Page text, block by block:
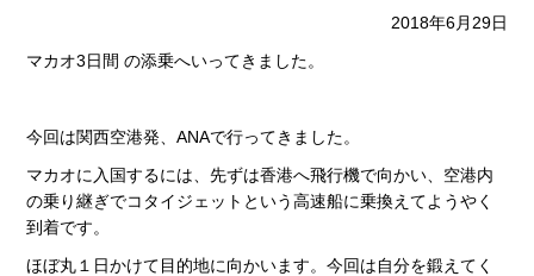
2018年6月29日
マカオ3日間 の添乗へいってきました。
今回は関西空港発、ANAで行ってきました。
マカオに入国するには、先ずは香港へ飛行機で向かい、空港内
の乗り継ぎでコタイジェットという高速船に乗換えてようやく
到着です。
ほぼ丸１日かけて目的地に向かいます。今回は自分を鍛えてく